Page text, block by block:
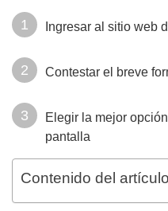
Ingresar al sitio web
Contestar el breve
Elegir la mejor
pantalla
Contenido del artículo